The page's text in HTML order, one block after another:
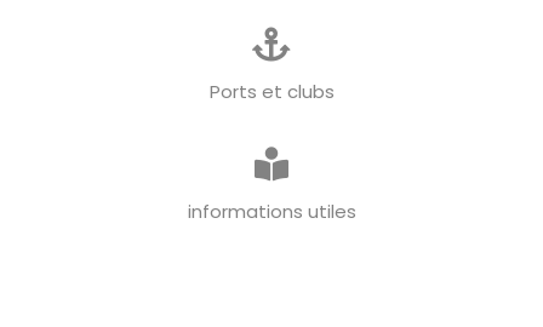
Ports et clubs
informations utiles